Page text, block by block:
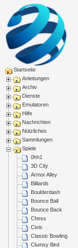
Startseite
Anleitungen
Archiv
Dienste
Emulatoren
Hilfe
Nachrichten
Nützliches
Sammlungen
Spiele
0hh1
3D City
Armor Alley
Billiards
Boulderdash
Bounce Ball
Bounce Back
Chess
Civis
Classic Bowling
Clumsy Bird